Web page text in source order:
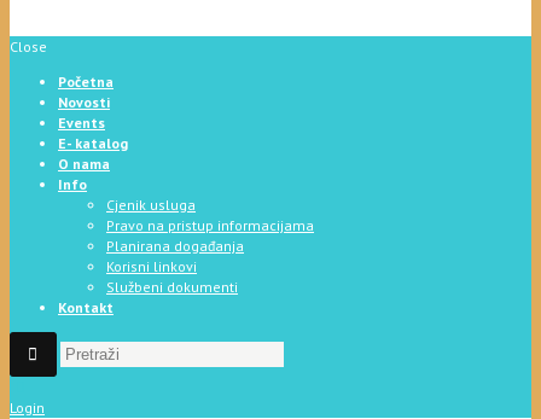
Close
Početna
Novosti
Events
E- katalog
O nama
Info
Cjenik usluga
Pravo na pristup informacijama
Planirana događanja
Korisni linkovi
Službeni dokumenti
Kontakt
Login